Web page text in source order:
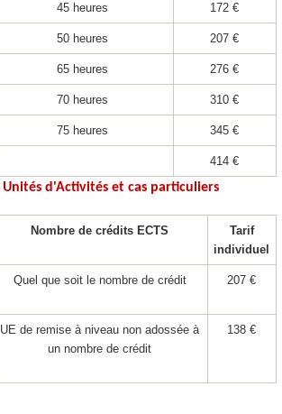
45 heures 172 €
50 heures 207 €
65 heures 276 €
70 heures 310 €
75 heures 345 €
414 €
Unités d'Activités et cas particuliers
Nombre de crédits ECTS
Tarif
individuel
Quel que soit le nombre de crédit 207 €
UE de remise à niveau non adossée à
un nombre de crédit
138 €